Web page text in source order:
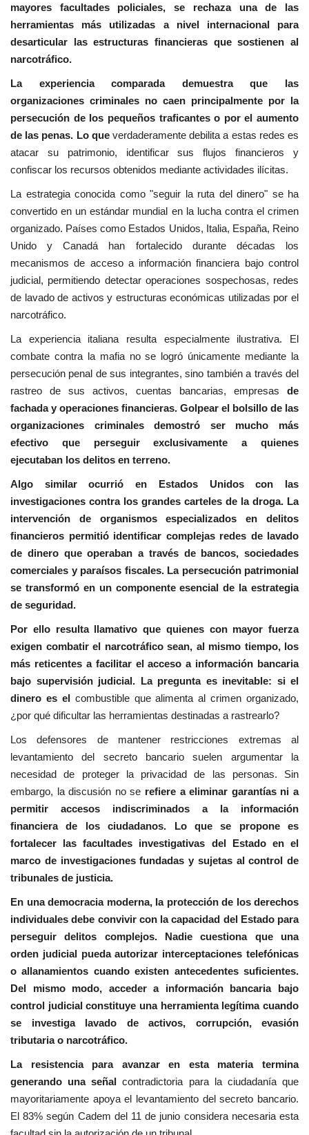
mayores facultades policiales, se rechaza una de las
herramientas más utilizadas a nivel internacional para
desarticular las estructuras financieras que sostienen al
narcotráfico.
La experiencia comparada demuestra que las
organizaciones criminales no caen principalmente por la
persecución de los pequeños traficantes o por el aumento
de las penas. Lo que verdaderamente debilita a estas redes es
atacar su patrimonio, identificar sus flujos financieros y
confiscar los recursos obtenidos mediante actividades ilícitas.
La estrategia conocida como "seguir la ruta del dinero" se ha
convertido en un estándar mundial en la lucha contra el crimen
organizado. Países como Estados Unidos, Italia, España, Reino
Unido y Canadá han fortalecido durante décadas los
mecanismos de acceso a información financiera bajo control
judicial, permitiendo detectar operaciones sospechosas, redes
de lavado de activos y estructuras económicas utilizadas por el
narcotráfico.
La experiencia italiana resulta especialmente ilustrativa. El
combate contra la mafia no se logró únicamente mediante la
persecución penal de sus integrantes, sino también a través del
rastreo de sus activos, cuentas bancarias, empresas de
fachada y operaciones financieras. Golpear el bolsillo de las
organizaciones criminales demostró ser mucho más
efectivo que perseguir exclusivamente a quienes
ejecutaban los delitos en terreno.
Algo similar ocurrió en Estados Unidos con las
investigaciones contra los grandes carteles de la droga. La
intervención de organismos especializados en delitos
financieros permitió identificar complejas redes de lavado
de dinero que operaban a través de bancos, sociedades
comerciales y paraísos fiscales. La persecución patrimonial
se transformó en un componente esencial de la estrategia
de seguridad.
Por ello resulta llamativo que quienes con mayor fuerza
exigen combatir el narcotráfico sean, al mismo tiempo, los
más reticentes a facilitar el acceso a información bancaria
bajo supervisión judicial. La pregunta es inevitable: si el
dinero es el combustible que alimenta al crimen organizado,
¿por qué dificultar las herramientas destinadas a rastrearlo?
Los defensores de mantener restricciones extremas al
levantamiento del secreto bancario suelen argumentar la
necesidad de proteger la privacidad de las personas. Sin
embargo, la discusión no se refiere a eliminar garantías ni a
permitir accesos indiscriminados a la información
financiera de los ciudadanos. Lo que se propone es
fortalecer las facultades investigativas del Estado en el
marco de investigaciones fundadas y sujetas al control de
tribunales de justicia.
En una democracia moderna, la protección de los derechos
individuales debe convivir con la capacidad del Estado para
perseguir delitos complejos. Nadie cuestiona que una
orden judicial pueda autorizar interceptaciones telefónicas
o allanamientos cuando existen antecedentes suficientes.
Del mismo modo, acceder a información bancaria bajo
control judicial constituye una herramienta legítima cuando
se investiga lavado de activos, corrupción, evasión
tributaria o narcotráfico.
La resistencia para avanzar en esta materia termina
generando una señalcontradictoria para la ciudadanía que
mayoritariamente apoya el levantamiento del secreto bancario.
El 83% según Cadem del 11 de junio considera necesaria esta